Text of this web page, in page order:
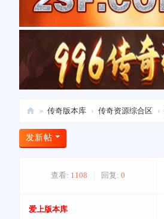
爱
上
» 传奇版本库 › 传奇资源综合区 ›
发新帖
查看: 1108 回复: 0
爱上版本库